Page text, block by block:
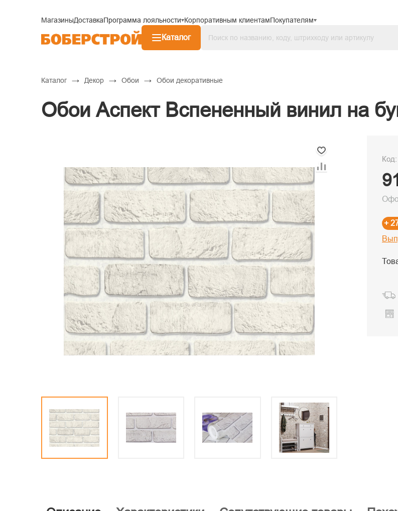
МагазиныДоставкаПрограмма лояльности Корпоративным клиентамПокупателям
Каталог
Каталог → Декор → Обои → Обои декоративные
Обои Аспект Вспененный винил на
+